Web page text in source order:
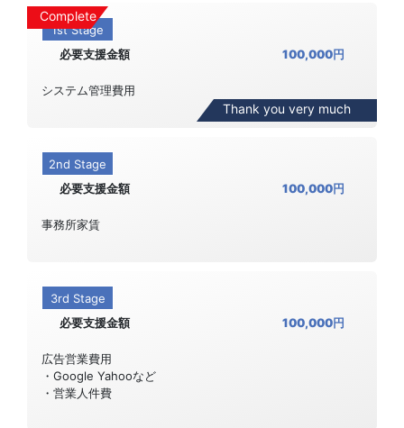
Complete
1st Stage
必要支援金額
100,000円
システム管理費用
Thank you very much
2nd Stage
必要支援金額
100,000円
事務所家賃
3rd Stage
必要支援金額
100,000円
広告営業費用
・Google Yahooなど
・営業人件費